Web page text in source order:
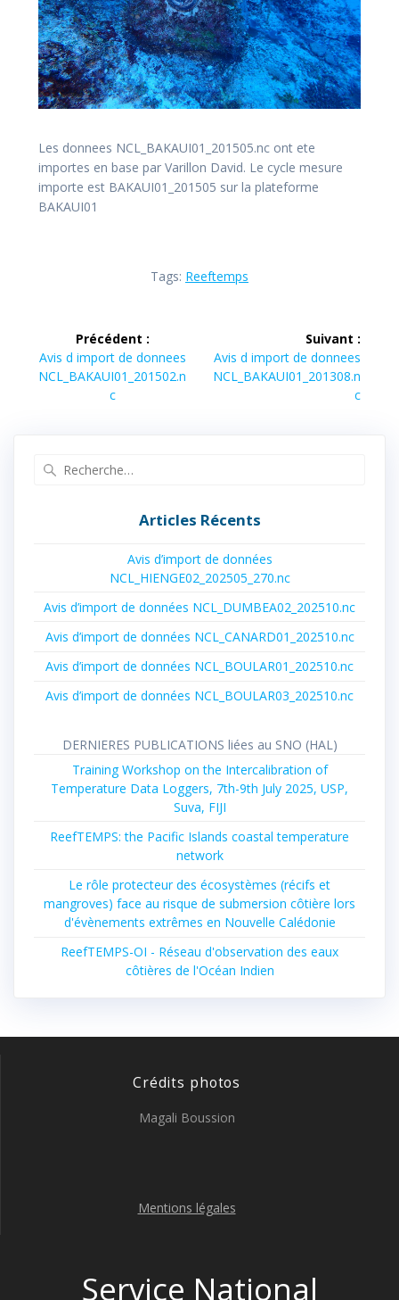
Les donnees NCL_BAKAUI01_201505.nc ont ete
importes en base par Varillon David. Le cycle mesure
importe est BAKAUI01_201505 sur la plateforme
BAKAUI01
Tags: Reeftemps
Navigation
de
l’article
Précédent :
Article
précédent :
Avis d import de donnees
NCL_BAKAUI01_201502.n
c
Suivant :
Article
suivant :
Avis d import de donnees
NCL_BAKAUI01_201308.n
c
Articles Récents
Avis d’import de données
NCL_HIENGE02_202505_270.nc
Avis d’import de données NCL_DUMBEA02_202510.nc
Avis d’import de données NCL_CANARD01_202510.nc
Avis d’import de données NCL_BOULAR01_202510.nc
Avis d’import de données NCL_BOULAR03_202510.nc
DERNIERES PUBLICATIONS liées au SNO (HAL)
Training Workshop on the Intercalibration of
Temperature Data Loggers, 7th-9th July 2025, USP,
Suva, FIJI
ReefTEMPS: the Pacific Islands coastal temperature
network
Le rôle protecteur des écosystèmes (récifs et
mangroves) face au risque de submersion côtière lors
d'évènements extrêmes en Nouvelle Calédonie
ReefTEMPS-OI - Réseau d'observation des eaux
côtières de l'Océan Indien
Crédits photos
Magali Boussion
Mentions légales
Service National